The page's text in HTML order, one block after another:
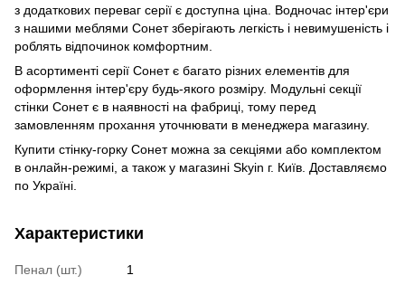
з додаткових переваг серії є доступна ціна. Водночас інтер'єри
з нашими меблями Сонет зберігають легкість і невимушеність і
роблять відпочинок комфортним.
В асортименті серії Сонет є багато різних елементів для
оформлення інтер'єру будь-якого розміру. Модульні секції
стінки Сонет є в наявності на фабриці, тому перед
замовленням прохання уточнювати в менеджера магазину.
Купити стінку-горку Сонет можна за секціями або комплектом
в онлайн-режимі, а також у магазині Skyin г. Київ. Доставляємо
по Україні.
Характеристики
Пенал (шт.)
1